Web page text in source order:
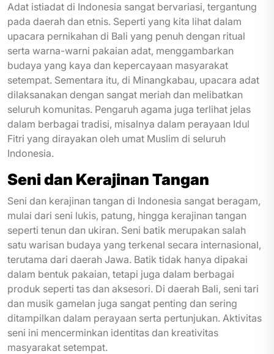
Adat istiadat di Indonesia sangat bervariasi, tergantung
pada daerah dan etnis. Seperti yang kita lihat dalam
upacara pernikahan di Bali yang penuh dengan ritual
serta warna-warni pakaian adat, menggambarkan
budaya yang kaya dan kepercayaan masyarakat
setempat. Sementara itu, di Minangkabau, upacara adat
dilaksanakan dengan sangat meriah dan melibatkan
seluruh komunitas. Pengaruh agama juga terlihat jelas
dalam berbagai tradisi, misalnya dalam perayaan Idul
Fitri yang dirayakan oleh umat Muslim di seluruh
Indonesia.
Seni dan Kerajinan Tangan
Seni dan kerajinan tangan di Indonesia sangat beragam,
mulai dari seni lukis, patung, hingga kerajinan tangan
seperti tenun dan ukiran. Seni batik merupakan salah
satu warisan budaya yang terkenal secara internasional,
terutama dari daerah Jawa. Batik tidak hanya dipakai
dalam bentuk pakaian, tetapi juga dalam berbagai
produk seperti tas dan aksesori. Di daerah Bali, seni tari
dan musik gamelan juga sangat penting dan sering
ditampilkan dalam perayaan serta pertunjukan. Aktivitas
seni ini mencerminkan identitas dan kreativitas
masyarakat setempat.